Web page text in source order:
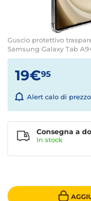
Guscio protettivo
Samsung Galaxy Tab
19€95
Alert calo di prezzo
Consegna a
In stock